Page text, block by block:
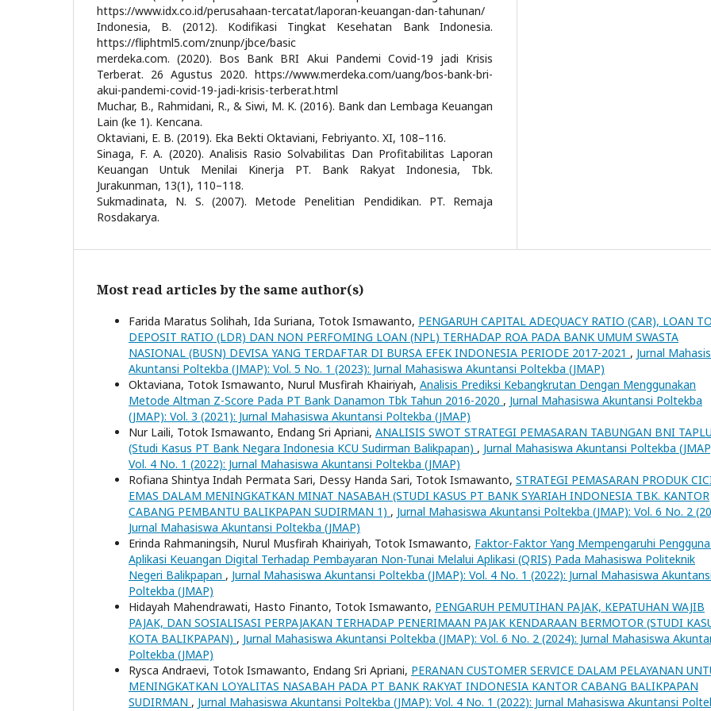
https://www.idx.co.id/perusahaan-tercatat/laporan-keuangan-dan-tahunan/
Indonesia, B. (2012). Kodifikasi Tingkat Kesehatan Bank Indonesia.
https://fliphtml5.com/znunp/jbce/basic
merdeka.com. (2020). Bos Bank BRI Akui Pandemi Covid-19 jadi Krisis
Terberat. 26 Agustus 2020. https://www.merdeka.com/uang/bos-bank-bri-
akui-pandemi-covid-19-jadi-krisis-terberat.html
Muchar, B., Rahmidani, R., & Siwi, M. K. (2016). Bank dan Lembaga Keuangan
Lain (ke 1). Kencana.
Oktaviani, E. B. (2019). Eka Bekti Oktaviani, Febriyanto. XI, 108–116.
Sinaga, F. A. (2020). Analisis Rasio Solvabilitas Dan Profitabilitas Laporan
Keuangan Untuk Menilai Kinerja PT. Bank Rakyat Indonesia, Tbk.
Jurakunman, 13(1), 110–118.
Sukmadinata, N. S. (2007). Metode Penelitian Pendidikan. PT. Remaja
Rosdakarya.
Most read articles by the same author(s)
Farida Maratus Solihah, Ida Suriana, Totok Ismawanto, PENGARUH CAPITAL ADEQUACY RATIO (CAR), LOAN TO
DEPOSIT RATIO (LDR) DAN NON PERFOMING LOAN (NPL) TERHADAP ROA PADA BANK UMUM SWASTA
NASIONAL (BUSN) DEVISA YANG TERDAFTAR DI BURSA EFEK INDONESIA PERIODE 2017-2021 , Jurnal
Akuntansi Poltekba (JMAP): Vol. 5 No. 1 (2023): Jurnal Mahasiswa Akuntansi Poltekba (JMAP)
Oktaviana, Totok Ismawanto, Nurul Musfirah Khairiyah, Analisis Prediksi Kebangkrutan Dengan Menggunakan
Metode Altman Z-Score Pada PT Bank Danamon Tbk Tahun 2016-2020 , Jurnal Mahasiswa Akuntansi Poltekba
(JMAP): Vol. 3 (2021): Jurnal Mahasiswa Akuntansi Poltekba (JMAP)
Nur Laili, Totok Ismawanto, Endang Sri Apriani, ANALISIS SWOT STRATEGI PEMASARAN TABUNGAN BNI
(Studi Kasus PT Bank Negara Indonesia KCU Sudirman Balikpapan) , Jurnal Mahasiswa Akuntansi Poltekba
Vol. 4 No. 1 (2022): Jurnal Mahasiswa Akuntansi Poltekba (JMAP)
Rofiana Shintya Indah Permata Sari, Dessy Handa Sari, Totok Ismawanto, STRATEGI PEMASARAN PRODUK
EMAS DALAM MENINGKATKAN MINAT NASABAH (STUDI KASUS PT BANK SYARIAH INDONESIA TBK. KANTOR
CABANG PEMBANTU BALIKPAPAN SUDIRMAN 1) , Jurnal Mahasiswa Akuntansi Poltekba (JMAP): Vol. 6 No. 2
Jurnal Mahasiswa Akuntansi Poltekba (JMAP)
Erinda Rahmaningsih, Nurul Musfirah Khairiyah, Totok Ismawanto, Faktor-Faktor Yang Mempengaruhi
Aplikasi Keuangan Digital Terhadap Pembayaran Non-Tunai Melalui Aplikasi (QRIS) Pada Mahasiswa Politeknik
Negeri Balikpapan , Jurnal Mahasiswa Akuntansi Poltekba (JMAP): Vol. 4 No. 1 (2022): Jurnal Mahasiswa Akuntansi
Poltekba (JMAP)
Hidayah Mahendrawati, Hasto Finanto, Totok Ismawanto, PENGARUH PEMUTIHAN PAJAK, KEPATUHAN WAJIB
PAJAK, DAN SOSIALISASI PERPAJAKAN TERHADAP PENERIMAAN PAJAK KENDARAAN BERMOTOR (STUDI
KOTA BALIKPAPAN) , Jurnal Mahasiswa Akuntansi Poltekba (JMAP): Vol. 6 No. 2 (2024): Jurnal Mahasiswa
Poltekba (JMAP)
Rysca Andraevi, Totok Ismawanto, Endang Sri Apriani, PERANAN CUSTOMER SERVICE DALAM PELAYANAN
MENINGKATKAN LOYALITAS NASABAH PADA PT BANK RAKYAT INDONESIA KANTOR CABANG BALIKPAPAN
SUDIRMAN , Jurnal Mahasiswa Akuntansi Poltekba (JMAP): Vol. 4 No. 1 (2022): Jurnal Mahasiswa Akuntansi